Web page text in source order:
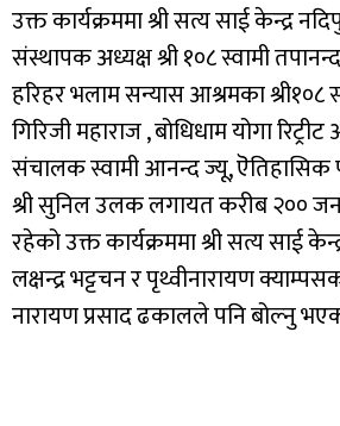
उक्त कार्यक्रममा श्री सत्य साई केन्द्र
संस्थापक अध्यक्ष श्री १०८ स्वामी तपानन्द
हरिहर भलाम सन्यास आश्रमका श्री१०८
गिरिजी महाराज , बोधिधाम योगा
संचालक स्वामी आनन्द ज्यू,
श्री सुनिल उलक लगायत करीब २००
रहेको उक्त कार्यक्रममा श्री सत्य साई
लक्षन्द्र भट्टचन र पृथ्वीनारायण
नारायण प्रसाद ढकालले पनि बोल्नु